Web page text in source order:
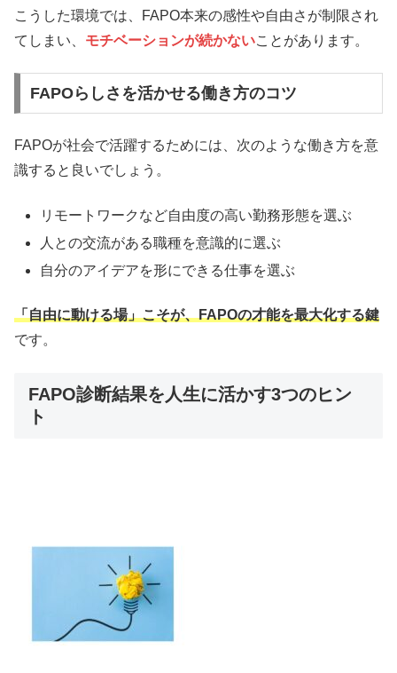
こうした環境では、FAPO本来の感性や自由さが制限され
てしまい、 モチベーションが続かないことがあります。
FAPOらしさを活かせる働き方のコツ
FAPOが社会で活躍するためには、次のような働き方を意
識すると良いでしょう。
リモートワークなど自由度の高い勤務形態を選ぶ
人との交流がある職種を意識的に選ぶ
自分のアイデアを形にできる仕事を選ぶ
「自由に動ける場」こそが、FAPOの才能を最大化する鍵
です。
FAPO診断結果を人生に活かす3つのヒン
ト